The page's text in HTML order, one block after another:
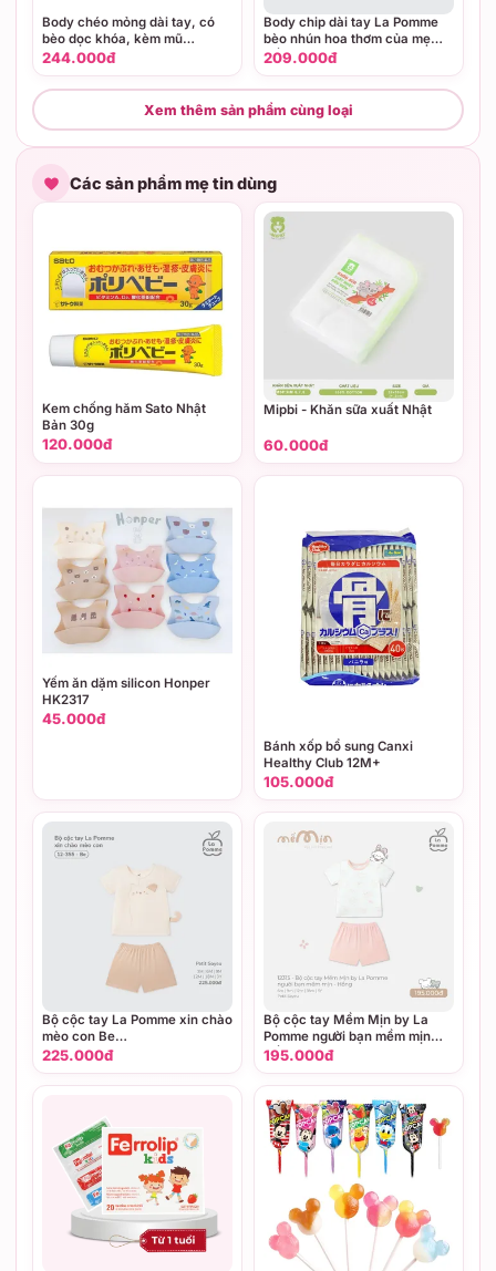
Body chéo mỏng dài tay, có
bèo dọc khóa, kèm mũ
ANBLOO
244.000đ
Body chip dài tay La Pomme
bèo nhún hoa thơm của mẹ
Hồng (Newborn,0M,3M)
209.000đ
Xem thêm sản phẩm cùng loại
Các sản phẩm mẹ tin dùng
Kem chống hăm Sato Nhật
Bản 30g
120.000đ
Mipbi - Khăn sữa xuất Nhật
60.000đ
Yếm ăn dặm silicon Honper
HK2317
45.000đ
Bánh xốp bổ sung Canxi
Healthy Club 12M+
105.000đ
Bộ cộc tay La Pomme xin chào
mèo con Be
(3M,6M,9M,12M,18M,3Y)
225.000đ
Bộ cộc tay Mềm Mịn by La
Pomme người bạn mềm mịn
Hồng (6M,9M,12M,18M,3Y)
195.000đ